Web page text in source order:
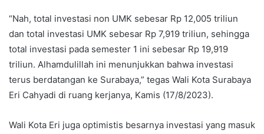
“Nah, total investasi non UMK sebesar Rp 12,005 triliun
dan total investasi UMK sebesar Rp 7,919 triliun, sehingga
total investasi pada semester 1 ini sebesar Rp 19,919
triliun. Alhamdulillah ini menunjukkan bahwa investasi
terus berdatangan ke Surabaya,” tegas Wali Kota Surabaya
Eri Cahyadi di ruang kerjanya, Kamis (17/8/2023).
Wali Kota Eri juga optimistis besarnya investasi yang masuk